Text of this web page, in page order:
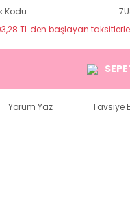
Kodu
TL den başlayan
Yorum Yaz Tavsiye